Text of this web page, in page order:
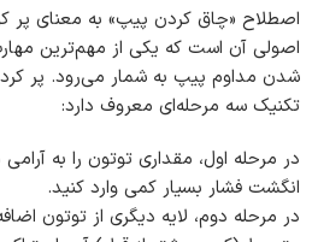
اصطلاح «چاق کردن پیپ» به معنای
اصولی آن است که یکی از مهم‌ترین
شدن مداوم پیپ به شمار می‌رود. پر
تکنیک سه مرحله‌ای معروف دارد:
در مرحله اول، مقداری توتون را به
انگشت فشار بسیار کمی وارد کنید.
در مرحله دوم، لایه دیگری از توتون